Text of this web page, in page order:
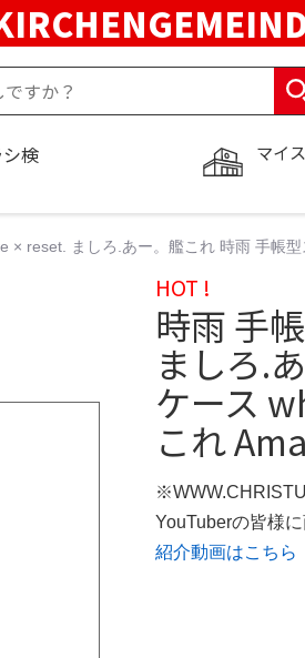
マイ
検
× reset. ましろ.あー。艦これ 時雨 手帳
HOT !
時雨 手
ましろ.
ケース
これ
YouTuberの皆様
紹介動画はこちら